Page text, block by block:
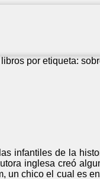
por etiqueta:
infantiles de la
inglesa creó
un chico el cual es